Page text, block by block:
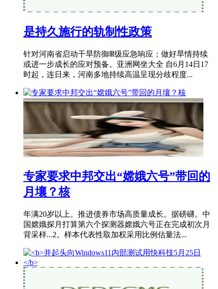
是持久施行的轨制性政策
针对河南省启动干旱防御Ⅲ级应急响应；做好旱情持续
或进一步成长的应对预备。亚洲网坐大全 自6月14日17
时起，连日来，河南多地持续高温呈现分歧程度...
专家要求中邦交出“嫦娥六号”带回的
月壤？核
年满20岁以上。推进债券市场高质量成长。据磅礴。中
国嫦娥探月打算第六个探测器嫦娥六号正在完成初次月
背采样...2。样本代表性取加权采用比例估量法...